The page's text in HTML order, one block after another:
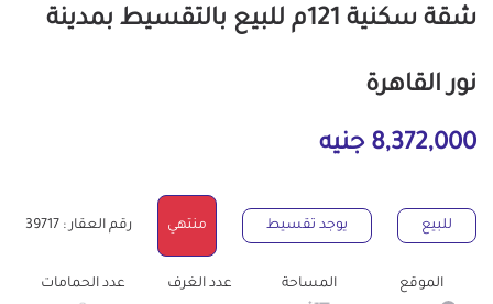
شقة سكنية 121م للبيع بالتقسيط بمدينة
نور القاهرة
8,372,000 جنيه
للبيع يوجد تقسيط منتهي رقم العقار : 39717
الموقع
المساحة
عدد الغرف
عدد الحمامات